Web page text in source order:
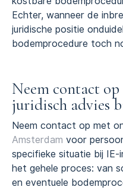
Echter, wanneer de
juridische positie
bodemprocedure toch
Neem contact
juridisch advies
Neem contact op met
Amsterdam voor
specifieke situatie bij IE-
het gehele proces: van
en eventuele